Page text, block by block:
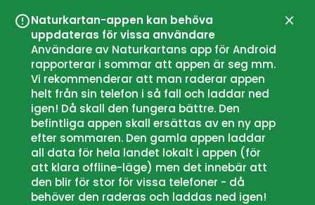
Naturkartan-appen kan behöva
uppdateras för vissa användare
Användare av Naturkartans app för Android
rapporterar i sommar att appen är seg mm.
Vi rekommenderar att man raderar appen
helt från sin telefon i så fall och laddar ned
igen! Då skall den fungera bättre. Den
befintliga appen skall ersättas av en ny app
efter sommaren. Den gamla appen laddar
all data för hela landet lokalt i appen (för
att klara offline-läge) men det innebär att
den blir för stor för vissa telefoner - då
behöver den raderas och laddas ned igen!